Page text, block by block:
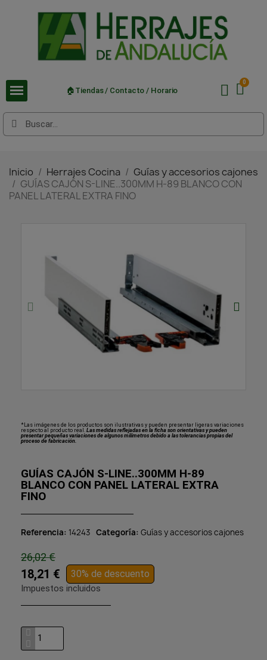
🏠Tiendas / Contacto / Horario
Inicio Herrajes Cocina
Guías y accesorios cajones
GUÍAS CAJÓN S-LINE..300MM H-89 BLANCO CON
PANEL LATERAL EXTRA FINO
*Las imágenes de los productos son ilustrativas y pueden presentar ligeras variaciones
respecto al producto real. Las medidas reflejadas en la ficha son orientativas y pueden
presentar pequeñas variaciones de algunos milímetros debido a las tolerancias propias del
proceso de fabricación.
GUÍAS CAJÓN S-LINE..300MM H-89
BLANCO CON PANEL LATERAL EXTRA
FINO
Referencia 14243 Categoría Guías y accesorios cajones
26,02 €
18,21 € 30% de descuento
Impuestos incluidos